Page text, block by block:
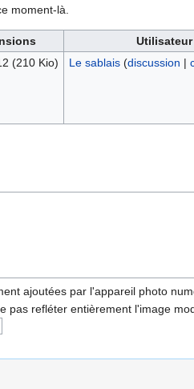
moment-là.
Utilisateur
(210 Kio) Le sablais (discussion |
ajoutées par l'appareil photo
pas refléter entièrement l'image